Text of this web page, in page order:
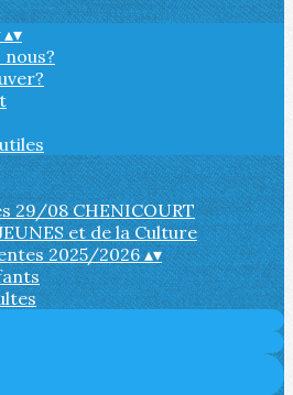
▴▾
29/08 CHENICOURT
et de la Culture
2025/2026▴▾